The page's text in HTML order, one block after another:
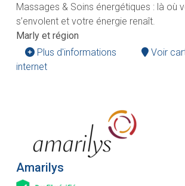
Massages & Soins énergétiques : là où
s’envolent et votre énergie renaît.
Marly et région
Plus d'informations
Voir
internet
Amarilys